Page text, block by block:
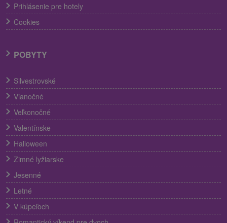
Prihlásenie pre hotely
Cookies
POBYTY
Silvestrovské
Vianočné
Veľkonočné
Valentínske
Halloween
Zimné lyžiarske
Jesenné
Letné
V kúpeľoch